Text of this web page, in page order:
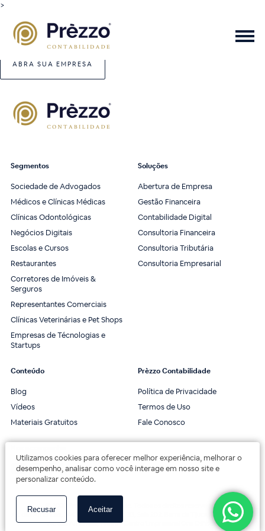
>
Utilizamos cookies para oferecer melhor experiência, melhorar o
desempenho, analisar como você interage em nosso site e
personalizar conteúdo.
Recusar Aceitar
ABRA SUA EMPRESA
Segmentos
Sociedade de Advogados
Médicos e Clínicas Médicas
Clínicas Odontológicas
Negócios Digitais
Escolas e Cursos
Restaurantes
Corretores de Imóveis &
Serguros
Representantes Comerciais
Clínicas Veterinárias e Pet Shops
Empresas de Técnologias e
Startups
Soluções
Abertura de Empresa
Gestão Financeira
Contabilidade Digital
Consultoria Financeira
Consultoria Tributária
Consultoria Empresarial
Conteúdo
Blog
Vídeos
Materiais Gratuitos
Prèzzo Contabilidade
Política de Privacidade
Termos de Uso
Fale Conosco
© 2020 Prèzzo Contabilidade. Todos os direitos reservados.
Av. das Américas, 3443, 2º andar, Bloco 3B, Sala 202. Barra da Tijuca, Rio de Janeiro.
Av. das Américas, 18000 - Centro Empresarial One Offices.